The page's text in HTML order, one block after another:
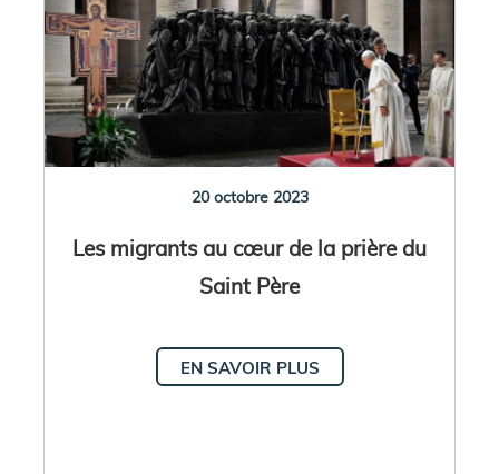
20 octobre 2023
Les migrants au cœur de la prière du
Saint Père
EN SAVOIR PLUS